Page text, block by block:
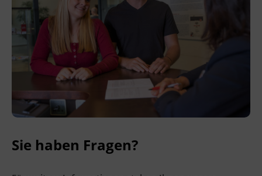
Ingenieurzertifizierung
BFI Reutte
BFI Schwaz
Sie haben Fragen?